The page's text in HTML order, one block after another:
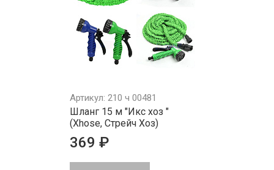
Артикул: 210 ч 00481
Шланг 15 м "Икс хоз "
(Xhose, Стрейч Хоз)
369 ₽